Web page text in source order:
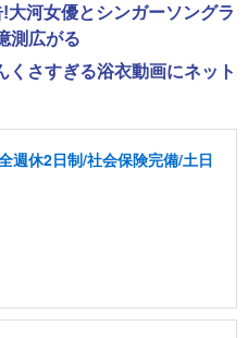
大河女優とシンガーソングラ
測広がる
くさすぎる浴衣動画にネット
週休2日制/社会保険完備/土日